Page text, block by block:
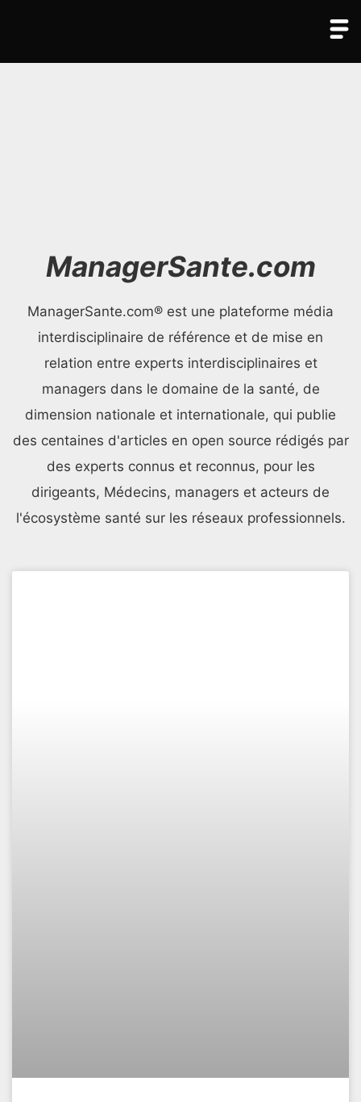
ManagerSante.com
ManagerSante.com® est une plateforme média
interdisciplinaire de référence et de mise en
relation entre experts interdisciplinaires et
managers dans le domaine de la santé, de
dimension nationale et internationale, qui publie
des centaines d'articles en open source rédigés par
des experts connus et reconnus, pour les
dirigeants, Médecins, managers et acteurs de
l'écosystème santé sur les réseaux professionnels.